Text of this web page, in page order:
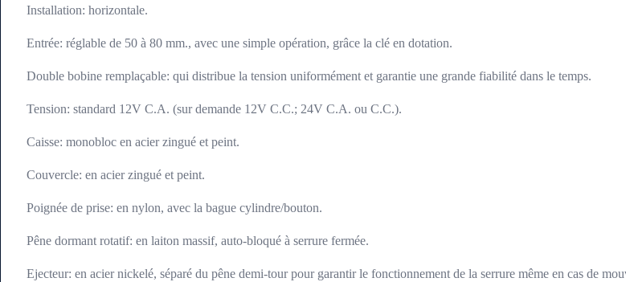
Installation: horizontale.
Entrée: réglable de 50 à 80 mm., avec une simple opération, grâce la clé en dotation.
Double bobine remplaçable: qui distribue la tension uniformément et garantie une grande fiabilité dans le temps.
Tension: standard 12V C.A. (sur demande 12V C.C.; 24V C.A. ou C.C.).
Caisse: monobloc en acier zingué et peint.
Couvercle: en acier zingué et peint.
Poignée de prise: en nylon, avec la bague cylindre/bouton.
Pêne dormant rotatif: en laiton massif, auto-bloqué à serrure fermée.
Ejecteur: en acier nickelé, séparé du pêne demi-tour pour garantir le fonctionnement de la serrure même en cas de